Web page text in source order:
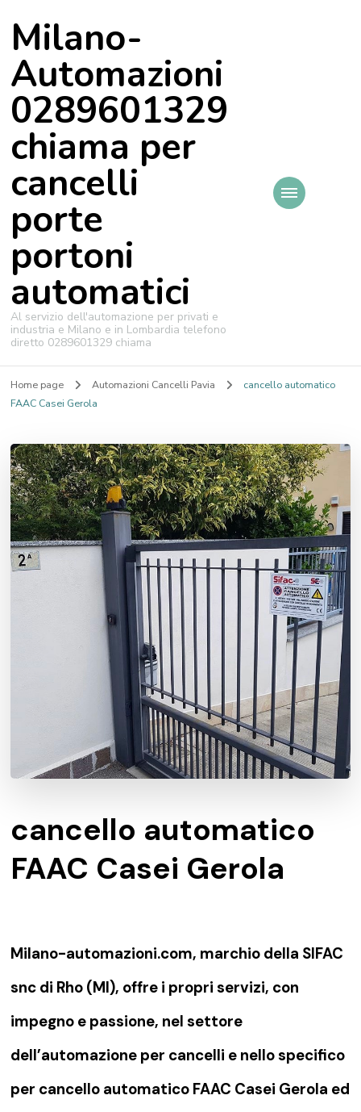
Milano-
Automazioni
0289601329
chiama per
cancelli
porte
portoni
automatici
Al servizio dell'automazione per privati e
industria e Milano e in Lombardia telefono
diretto 0289601329 chiama
Home page Automazioni Cancelli Pavia
cancello automatico
FAAC Casei Gerola
cancello automatico
FAAC Casei Gerola
Milano-automazioni.com, marchio della SIFAC
snc di Rho (MI), offre i propri servizi, con
impegno e passione, nel settore
dell’automazione per cancelli e nello specifico
per cancello automatico FAAC Casei Gerola ed